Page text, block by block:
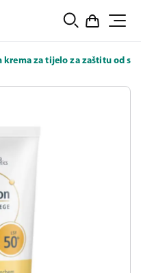
za tijelo za zaštitu od